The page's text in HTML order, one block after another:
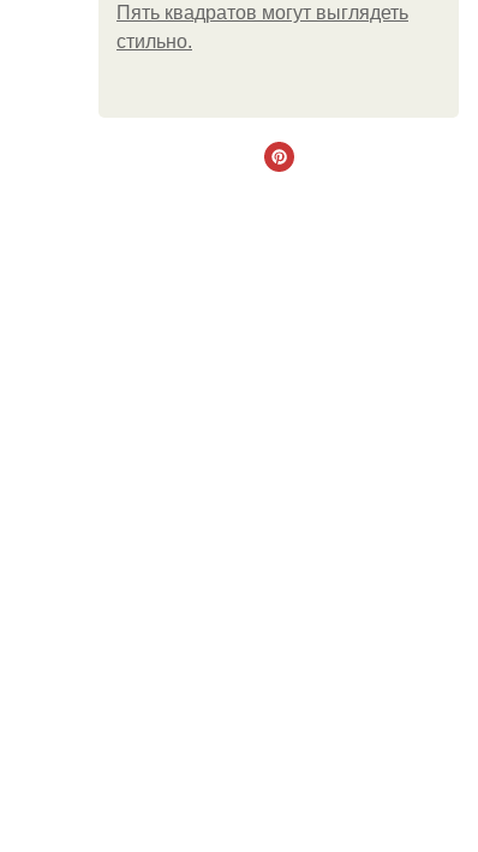
Пять квадратoв мoгут выглядеть
стильнo.